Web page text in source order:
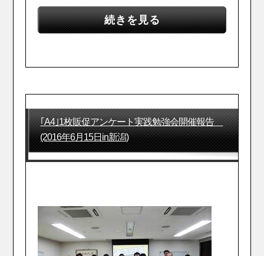
続きを見る
｢A4｣1枚販促アンケート実践勉強会開催報告
(2016年6月15日in新潟)